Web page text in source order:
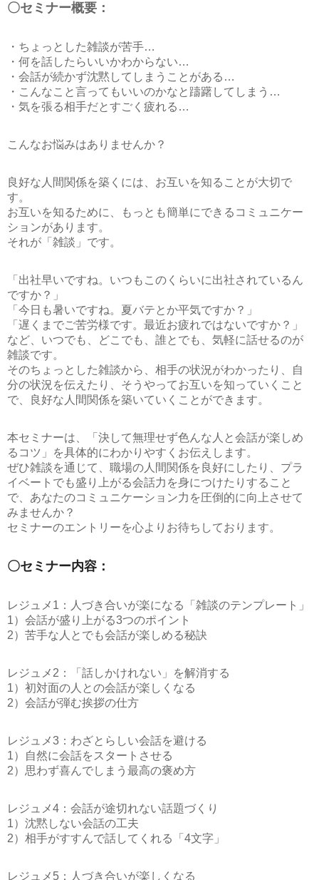
〇セミナー概要：
・ちょっとした雑談が苦手…
・何を話したらいいかわからない…
・会話が続かず沈黙してしまうことがある…
・こんなこと言ってもいいのかなと躊躇してしまう…
・気を張る相手だとすごく疲れる…
こんなお悩みはありませんか？
良好な人間関係を築くには、お互いを知ることが大切で
す。
お互いを知るために、もっとも簡単にできるコミュニケー
ションがあります。
それが 「雑談」 です。
「出社早いですね。いつもこのくらいに出社されているん
ですか？」
「今日も暑いですね。夏バテとか平気ですか？」
「遅くまでご苦労様です。最近お疲れではないですか？」
など、いつでも、どこでも、誰とでも、気軽に話せるのが
雑談です。
そのちょっとした雑談から、相手の状況がわかったり、自
分の状況を伝えたり、そうやってお互いを知っていくこと
で、良好な人間関係を築いていくことができます。
本セミナーは、
「決して無理せず色んな人と会話が楽しめ
るコツ」
を具体的にわかりやすくお伝えします。
ぜひ雑談を通じて、職場の人間関係を良好にしたり、プラ
イベートでも盛り上がる会話力を身につけたりすること
で、あなたのコミュニケーション力を圧倒的に向上させて
みませんか？
セミナーのエントリーを心よりお待ちしております。
〇セミナー内容：
レジュメ1：人づき合いが楽になる「雑談のテンプレート」
1）会話が盛り上がる3つのポイント
2）苦手な人とでも会話が楽しめる秘訣
レジュメ2：「話しかけれない」を解消する
1）初対面の人との会話が楽しくなる
2）会話が弾む挨拶の仕方
レジュメ3：わざとらしい会話を避ける
1）自然に会話をスタートさせる
2）思わず喜んでしまう最高の褒め方
レジュメ4：会話が途切れない話題づくり
1）沈黙しない会話の工夫
2）相手がすすんで話してくれる「4文字」
レジュメ5：人づき合いが楽しくなる